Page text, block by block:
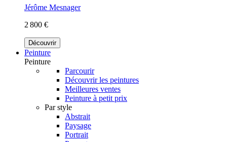
Jérôme Mesnager
2 800 €
Découvrir
Peinture
Peinture
Parcourir
Découvrir les peintures
Meilleures ventes
Peinture à petit prix
Par style
Abstrait
Paysage
Portrait